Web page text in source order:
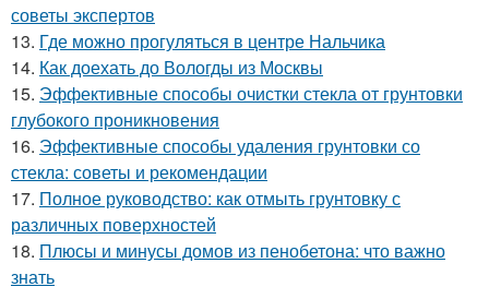
советы экспертов
13. Где можно прогуляться в центре Нальчика
14. Как доехать до Вологды из Москвы
15. Эффективные способы очистки стекла от грунтовки
глубокого проникновения
16. Эффективные способы удаления грунтовки со
стекла: советы и рекомендации
17. Полное руководство: как отмыть грунтовку с
различных поверхностей
18. Плюсы и минусы домов из пенобетона: что важно
знать